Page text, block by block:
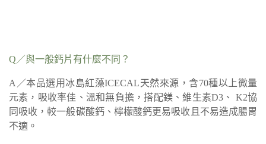
Q／與一般鈣片有什麼不同？
A／本品選用冰島紅藻ICECAL天然來源，含70種以上微量
元素，吸收率佳、溫和無負擔，搭配鎂、維生素D3、 K2協
同吸收，較一般碳酸鈣、檸檬酸鈣更易吸收且不易造成腸胃
不適。